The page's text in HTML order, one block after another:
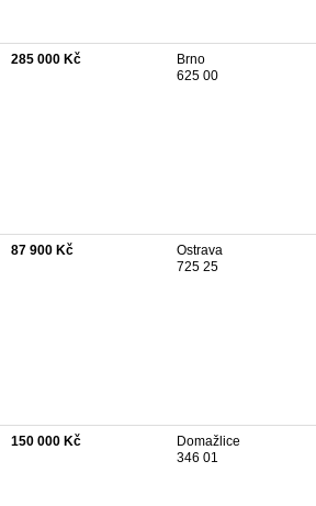
285 000 Kč
Brno
625 00
87 900 Kč
Ostrava
725 25
150 000 Kč
Domažlice
346 01